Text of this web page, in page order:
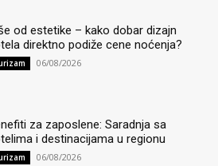
od estetike – kako dobar dizajn
direktno podiže cene noćenja?
06/08/2026
za zaposlene: Saradnja sa
i destinacijama u regionu
06/08/2026